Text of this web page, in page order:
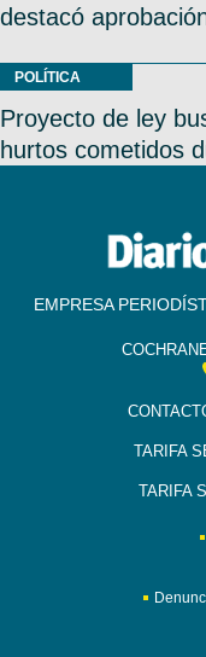
destacó
POLÍTICA
Proyecto de ley
hurtos cometidos
EMPRESA
TARIFA
TARIFA